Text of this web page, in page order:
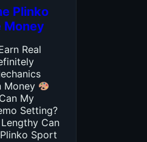
Plinko
Money
Real
Money
My
Setting?
Can
Sport